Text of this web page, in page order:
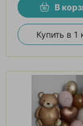
В
Купить в 1